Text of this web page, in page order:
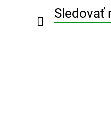
Sledovať